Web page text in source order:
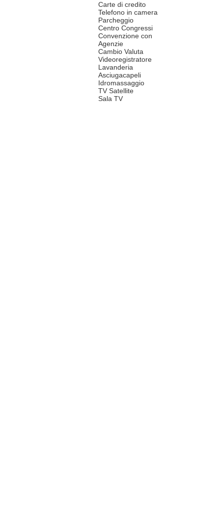
Carte di credito
Telefono in camera
Parcheggio
Centro Congressi
Convenzione con
Agenzie
Cambio Valuta
Videoregistratore
Lavanderia
Asciugacapeli
Idromassaggio
TV Satellite
Sala TV